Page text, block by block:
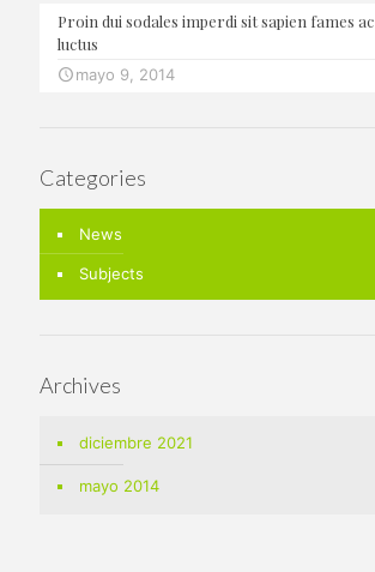
Proin dui sodales imperdi sit sapien fames ac
luctus
mayo 9, 2014
Categories
News
Subjects
Archives
diciembre 2021
mayo 2014